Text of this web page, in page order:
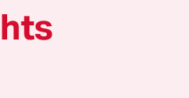
sagte